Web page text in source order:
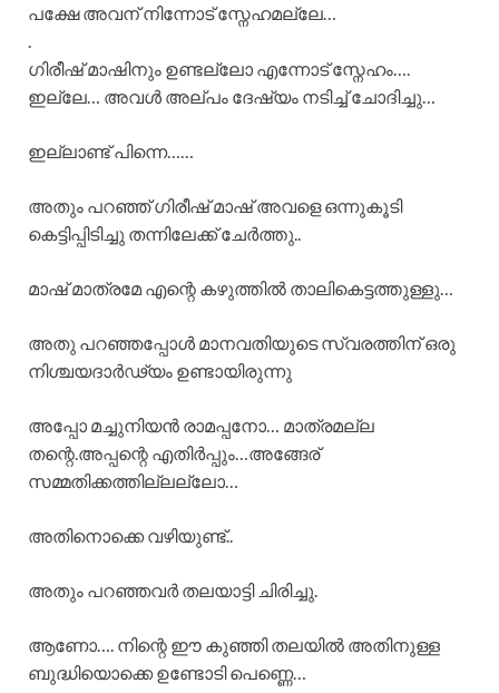
പക്ഷേ അവന് നിന്നോട് സ്നേഹമല്ലേ…
.
ഗിരീഷ് മാഷിനും ഉണ്ടല്ലോ എന്നോട് സ്നേഹം….
ഇല്ലേ… അവൾ അല്പം ദേഷ്യം നടിച്ച് ചോദിച്ചു…
ഇല്ലാണ്ട് പിന്നെ……
അതും പറഞ്ഞ് ഗിരീഷ് മാഷ് അവളെ ഒന്നുകൂടി
കെട്ടിപ്പിടിച്ചു തന്നിലേക്ക് ചേർത്തു..
മാഷ് മാത്രമേ എന്റെ കഴുത്തിൽ താലികെട്ടത്തുള്ളു…
അതു പറഞ്ഞപ്പോൾ മാനവതിയുടെ സ്വരത്തിന് ഒരു
നിശ്ചയദാർഢ്യം ഉണ്ടായിരുന്നു
അപ്പോ മച്ചുനിയൻ രാമപ്പനോ… മാത്രമല്ല
തന്റെ.അപ്പന്റെ എതിർപ്പും…അങ്ങേര്
സമ്മതിക്കത്തില്ലല്ലോ…
അതിനൊക്കെ വഴിയുണ്ട്..
അതും പറഞ്ഞവർ തലയാട്ടി ചിരിച്ചു.
ആണോ…. നിന്റെ ഈ കുഞ്ഞി തലയിൽ അതിനുള്ള
ബുദ്ധിയൊക്കെ ഉണ്ടോടി പെണ്ണെ…